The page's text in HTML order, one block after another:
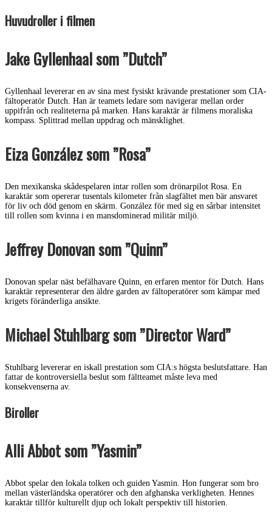
Huvudroller i filmen
Jake Gyllenhaal som ”Dutch”
Gyllenhaal levererar en av sina mest fysiskt krävande prestationer som CIA-
fältoperatör Dutch. Han är teamets ledare som navigerar mellan order
uppifrån och realiteterna på marken. Hans karaktär är filmens moraliska
kompass. Splittrad mellan uppdrag och mänsklighet.
Eiza González som ”Rosa”
Den mexikanska skådespelaren intar rollen som drönarpilot Rosa. En
karaktär som opererar tusentals kilometer från slagfältet men bär ansvaret
för liv och död genom en skärm. González för med sig en sårbar intensitet
till rollen som kvinna i en mansdominerad militär miljö.
Jeffrey Donovan som ”Quinn”
Donovan spelar näst befälhavare Quinn, en erfaren mentor för Dutch. Hans
karaktär representerar den äldre garden av fältoperatörer som kämpar med
krigets föränderliga ansikte.
Michael Stuhlbarg som ”Director Ward”
Stuhlbarg levererar en iskall prestation som CIA:s högsta beslutsfattare. Han
fattar de kontroversiella beslut som fältteamet måste leva med
konsekvenserna av.
Biroller
Alli Abbot som ”Yasmin”
Abbot spelar den lokala tolken och guiden Yasmin. Hon fungerar som bro
mellan västerländska operatörer och den afghanska verkligheten. Hennes
karaktär tillför kulturellt djup och lokalt perspektiv till historien.